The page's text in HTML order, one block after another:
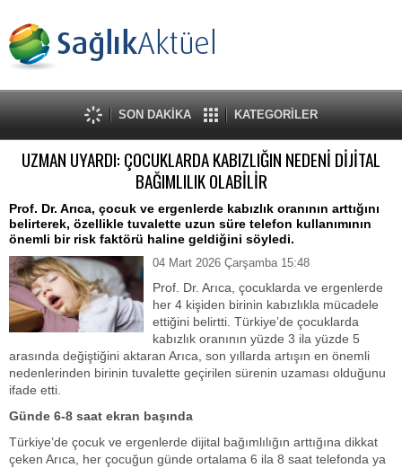
SON DAKİKA KATEGORİLER
UZMAN UYARDI: ÇOCUKLARDA KABIZLIĞIN NEDENİ DİJİTAL
BAĞIMLILIK OLABİLİR
Prof. Dr. Arıca, çocuk ve ergenlerde kabızlık oranının arttığını
belirterek, özellikle tuvalette uzun süre telefon kullanımının
önemli bir risk faktörü haline geldiğini söyledi.
04 Mart 2026 Çarşamba 15:48
Prof. Dr. Arıca, çocuklarda ve ergenlerde
her 4 kişiden birinin kabızlıkla mücadele
ettiğini belirtti. Türkiye’de çocuklarda
kabızlık oranının yüzde 3 ila yüzde 5
arasında değiştiğini aktaran Arıca, son yıllarda artışın en önemli
nedenlerinden birinin tuvalette geçirilen sürenin uzaması olduğunu
ifade etti.
Günde 6-8 saat ekran başında
Türkiye’de çocuk ve ergenlerde dijital bağımlılığın arttığına dikkat
çeken Arıca, her çocuğun günde ortalama 6 ila 8 saat telefonda ya